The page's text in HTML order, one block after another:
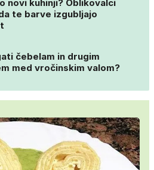
novi kuhinji? Oblikovalci
te barve izgubljajo
čebelam in drugim
med vročinskim valom?